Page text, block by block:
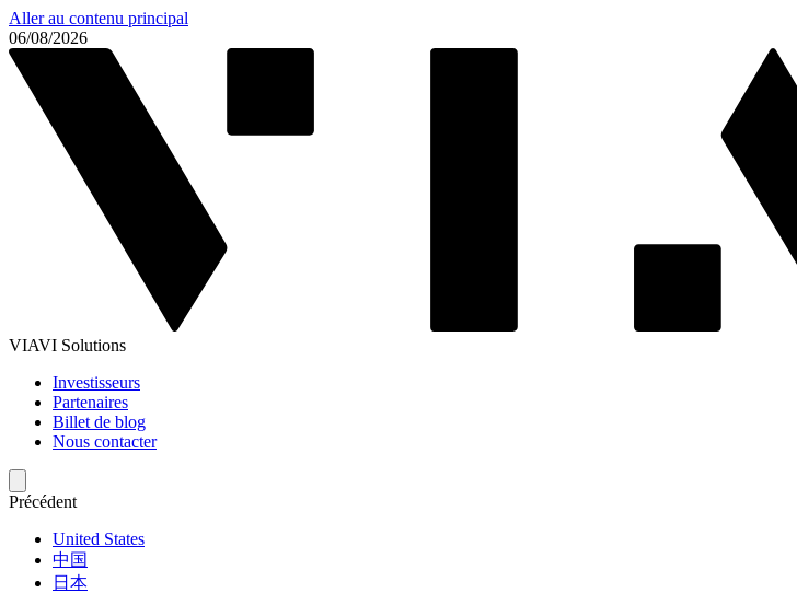
Aller au contenu principal
06/08/2026
VIAVI Solutions
Investisseurs
Partenaires
Billet de blog
Nous contacter
Précédent
United States
中国
日本